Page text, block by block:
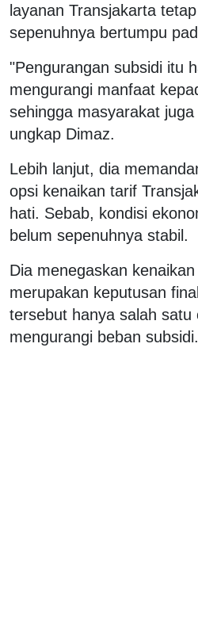
layanan Transjakarta
sepenuhnya bertumpu
"Pengurangan subsidi itu
mengurangi manfaat
sehingga masyarakat
ungkap Dimaz.
Lebih lanjut, dia
opsi kenaikan tarif
hati. Sebab, kondisi
belum sepenuhnya stabil.
Dia menegaskan
merupakan keputusan
tersebut hanya salah satu
mengurangi beban subsidi.